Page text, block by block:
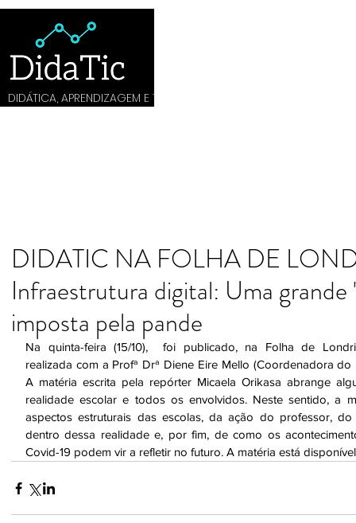
DIDÁTICA, APRENDIZAGEM E TECNOLOGIA
DIDATIC NA FOLHA DE
Infraestrutura digital: Uma grande
imposta pela pande
Na quinta-feira (15/10),  foi publicado, na Folha de
realizada com a Profª Drª Diene Eire Mello (Coordenadora do
A matéria escrita pela repórter Micaela Orikasa abrange
realidade escolar e todos os envolvidos. Neste sentido, a
aspectos estruturais das escolas, da ação do professor,
dentro dessa realidade e, por fim, de como os
Covid-19 podem vir a refletir no futuro. A matéria está